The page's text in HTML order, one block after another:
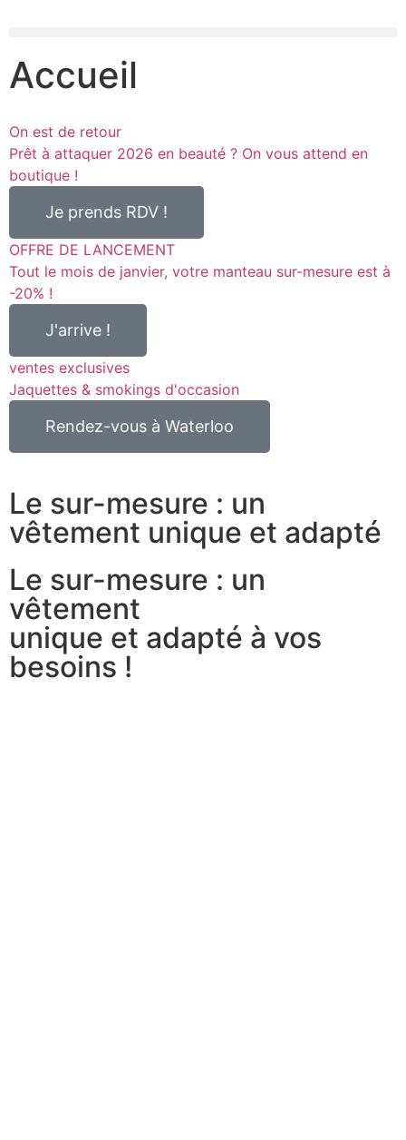
Accueil
On est de retour
Prêt à attaquer 2026 en beauté ? On vous attend en
boutique !
Je prends RDV !
OFFRE DE LANCEMENT
Tout le mois de janvier, votre manteau sur-mesure est à
-20% !
J'arrive !
ventes exclusives
Jaquettes & smokings d'occasion
Rendez-vous à Waterloo
Le sur-mesure : un
vêtement unique et adapté
Le sur-mesure : un
vêtement
unique et adapté à vos
besoins !